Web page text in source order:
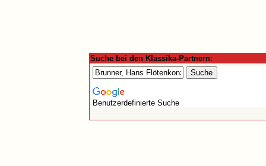
Suche bei den Klassika-Partnern:
Benutzerdefinierte Suche